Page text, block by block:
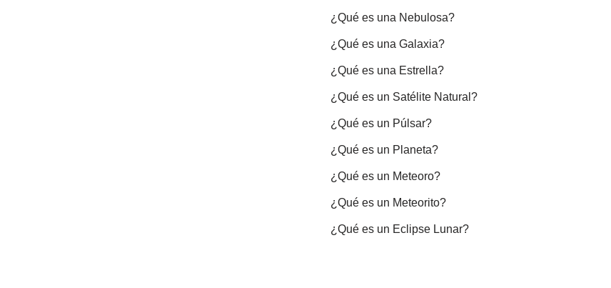
¿Qué es una Nebulosa?
¿Qué es una Galaxia?
¿Qué es una Estrella?
¿Qué es un Satélite Natural?
¿Qué es un Púlsar?
¿Qué es un Planeta?
¿Qué es un Meteoro?
¿Qué es un Meteorito?
¿Qué es un Eclipse Lunar?